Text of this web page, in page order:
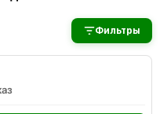
Купить трубы оптом с
Фильтры